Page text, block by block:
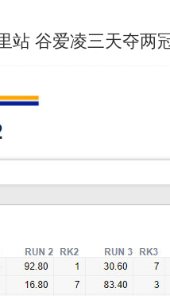
站 谷爱凌三天夺两